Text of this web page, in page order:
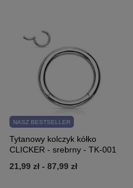
NASZ BESTSELLER
Tytanowy kolczyk kółko
CLICKER - srebrny - TK-001
21,99 zł - 87,99 zł